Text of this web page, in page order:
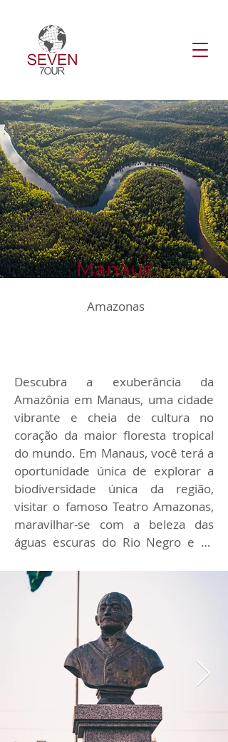
Manaus
Amazonas
Descubra a exuberância da
Amazônia em Manaus, uma cidade
vibrante e cheia de cultura no
coração da maior floresta tropical
do mundo. Em Manaus, você terá a
oportunidade única de explorar a
biodiversidade única da região,
visitar o famoso Teatro Amazonas,
maravilhar-se com a beleza das
águas escuras do Rio Negro e se
rica em sabores exóticos. A mistura
de natureza intocada e história
fascinante torna Manaus um
destino imperdível para os amantes
da aventura e da beleza natural.
Venha descobrir a magia da
Amazônia em Manaus e deixe-se
envolver por toda sua
grandiosidade e mistério.